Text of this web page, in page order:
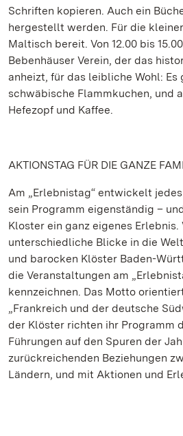
Schriften kopieren. Auch ein
hergestellt werden. Für die
Maltisch bereit. Von 12.00 bis
Bebenhäuser Verein, der das
anheizt, für das leibliche Wohl: Es
schwäbische Flammkuchen, und
Hefezopf und Kaffee.
AKTIONSTAG FÜR DIE GANZE
Am „Erlebnistag“ entwickelt
sein Programm eigenständig –
Kloster ein ganz eigenes
unterschiedliche Blicke in die
und barocken Klöster Baden-
die Veranstaltungen am
kennzeichnen. Das Motto
„Frankreich und der deutsche
der Klöster richten ihr Programm
Führungen auf den Spuren der
zurückreichenden Beziehungen
Ländern, und mit Aktionen und